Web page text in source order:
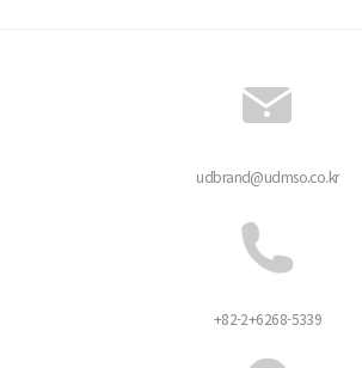
udbrand@udmso.co.kr
+82-2+6268-5339